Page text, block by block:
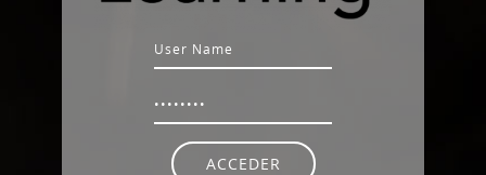
Nombre de usuario
ACCEDER